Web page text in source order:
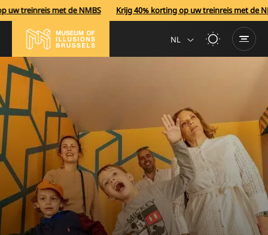
treinreis met de NMBS Krijg 40% korting op uw treinreis met de
NL